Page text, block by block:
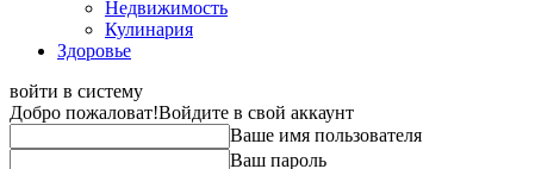
Недвижимость
Кулинария
Здоровье
войти в систему
Добро пожаловат!Войдите в свой аккаунт
Ваше имя пользователя
Ваш пароль